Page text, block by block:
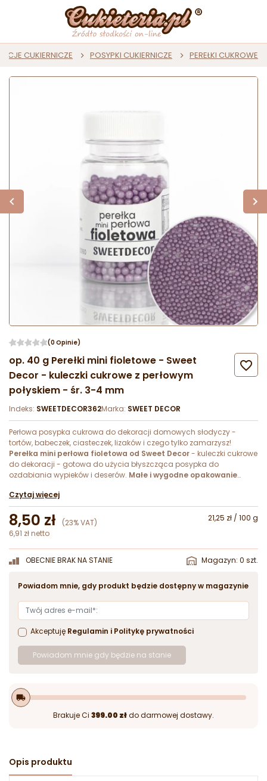
CUKIERNICZE POSYPKI CUKIERNICZE PEREŁKI CUKROWE
(0 Opinie)
op. 40 g Perełki mini fioletowe - Sweet
Decor - kuleczki cukrowe z perłowym
połyskiem - śr. 3-4 mm

Indeks: SWEETDECOR362Marka: SWEET DECOR
Perłowa posypka cukrowa do dekoracji domowych słodyczy -
tortów, babeczek, ciasteczek, lizaków i czego tylko zamarzysz!
Perełka mini perłowa fioletowa od Sweet Decor- kuleczki cukrowe
do dekoracji - gotowa do użycia błyszcząca posypka do
ozdabiania wypieków i deserów. Małe i wygodne opakowanie
Czytaj więcej
8,50 zł (23% VAT)
21,25 zł / 100 g
6,91 zł netto
OBECNIE BRAK NA STANIE Magazyn: 0 szt.
Powiadom mnie, gdy produkt będzie dostępny w magazynie
Akceptuję Regulamin i Politykę prywatności
Powiadom mnie gdy będzie na stanie
local_shipping
Brakuje Ci 399.00 złdo darmowej dostawy.
Opis produktu